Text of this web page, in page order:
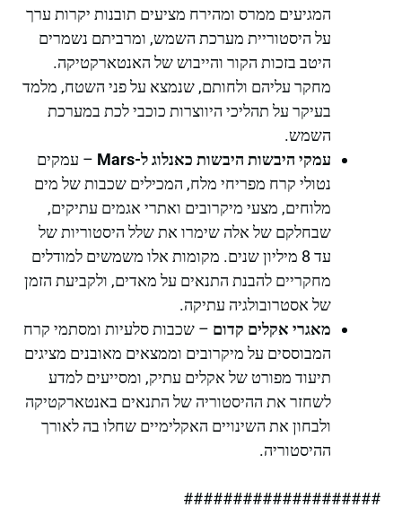
המגיעים ממרס ומהירח מציעים תובנות יקרות ערך
על היסטוריית מערכת השמש, ומרביתם נשמרים
היטב בזכות הקור והייבוש של האנטארקטיקה.
מחקר עליהם ולחותם, שנמצא על פני השטח, מלמד
בעיקר על תהליכי היווצרות כוכבי לכת במערכת
השמש.
עמקי היבשות היבשות כאנלוג ל-Mars
– עמקים
נטולי קרח מפריחי מלח, המכילים שכבות של מים
מלוחים, מצעי מיקרובים ואתרי אגמים עתיקים,
שבחלקם של אלה שימרו את שלל היסטוריות של
עד 8 מיליון שנים. מקומות אלו משמשים למודלים
מחקריים להבנת התנאים על מאדים, ולקביעת הזמן
של אסטרובולגיה עתיקה.
מאגרי אקלים קדום – שכבות סלעיות ומסתמי קרח
המבוססים על מיקרובים וממצאים מאובנים מציגים
תיעוד מפורט של אקלים עתיק, ומסייעים למדע
לשחזר את ההיסטוריה של התנאים באנטארקטיקה
ולבחון את השינויים האקלימיים שחלו בה לאורך
ההיסטוריה.
####################